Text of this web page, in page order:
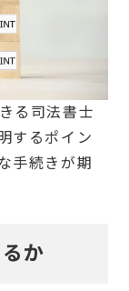
る司法書士
するポイン
手続きが期
か